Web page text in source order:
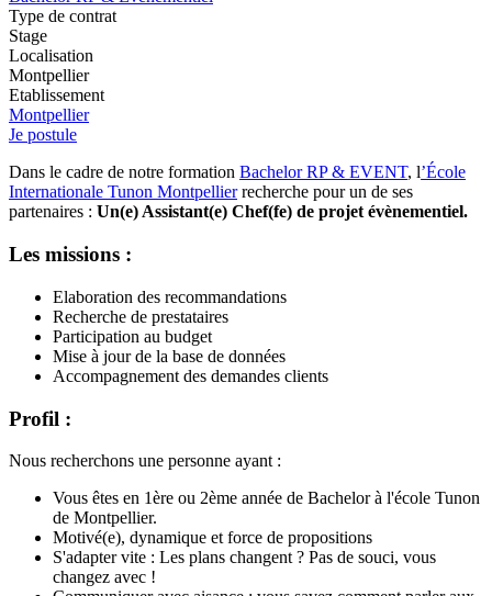
Type de contrat
Stage
Localisation
Montpellier
Etablissement
Montpellier
Je postule
Dans le cadre de notre formation Bachelor RP & EVENT, l’École
Internationale Tunon Montpellierrecherche pour un de ses
partenaires : Un(e) Assistant(e) Chef(fe) de projet évènementiel.
Les missions :
Elaboration des recommandations
Recherche de prestataires
Participation au budget
Mise à jour de la base de données
Accompagnement des demandes clients
Profil :
Nous recherchons une personne ayant :
Vous êtes en 1ère ou 2ème année de Bachelor à l'école Tunon
de Montpellier.
Motivé(e), dynamique et force de propositions
S'adapter vite : Les plans changent ? Pas de souci, vous
changez avec !